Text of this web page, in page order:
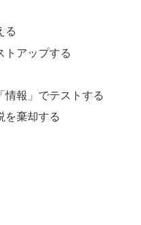
る
トアップする
情報」でテストする
を棄却する